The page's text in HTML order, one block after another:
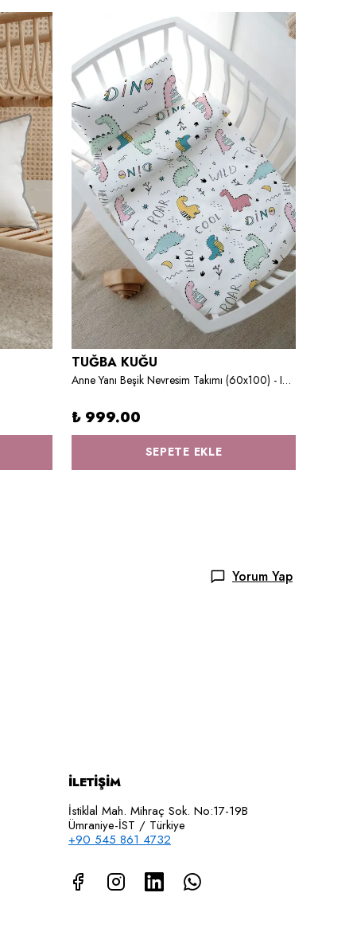
TUĞBA KUĞU
Anne Yanı Beşik Nevresim Takımı (60x100) - Iconic Serisi - Şirin Dinazorlar
₺ 999.00
SEPETE EKLE
Yorum Yap
İLETİŞİM
İstiklal Mah. Mihraç Sok. No:17-19B
Ümraniye-İST / Türkiye
+90 545 861 4732